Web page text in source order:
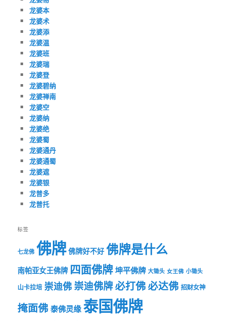
龙婆本
龙婆术
龙婆添
龙婆温
龙婆班
龙婆瑞
龙婆登
龙婆碧纳
龙婆禅南
龙婆空
龙婆纳
龙婆绝
龙婆蜀
龙婆通丹
龙婆通蜀
龙婆遮
龙婆银
龙普多
龙普托
标签
七龙佛 佛牌 佛牌好不好 佛牌是什么
南帕亚女王佛牌 四面佛牌坤平佛牌 大锄头 女王佛 小锄头
山卡拉培 崇迪佛崇迪佛牌必打佛必达佛 招财女神
掩面佛泰佛灵缘泰国佛牌